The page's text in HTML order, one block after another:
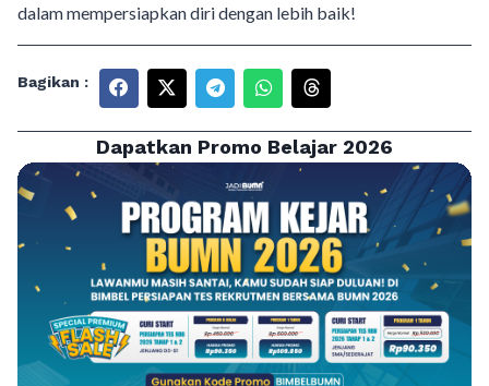
dalam mempersiapkan diri dengan lebih baik!
Bagikan :
Dapatkan Promo Belajar 2026